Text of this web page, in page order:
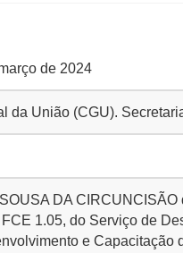
de 2024
da União (CGU).
DA CIRCUNCISÃO
1.05, do Serviço de
e Capacitação